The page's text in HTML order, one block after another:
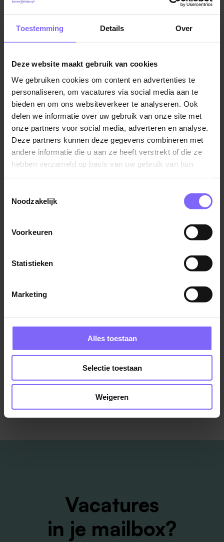
Toestemming Details Over
Deze website maakt gebruik van cookies
We gebruiken cookies om content en advertenties te
personaliseren, om vacatures via social media aan te
bieden en om ons websiteverkeer te analyseren. Ook
delen we informatie over uw gebruik van onze site met
onze partners voor social media, adverteren en analyse.
Deze partners kunnen deze gegevens combineren met
andere informatie die u aan ze heeft verstrekt of die ze
hebben verzameld op basis van uw gebruik van hun
Noodzakelijk
Voorkeuren
Statistieken
Marketing
Alles toestaan
Selectie toestaan
Weigeren
Profiel
Minimumleeftijd van 16 jaar;
gelegenheid naar het park komen;
Je bent flexibel, gastvriendelijk, zelfstandig en kunt
een hoog werktempo aan.
Vacatures in America Vacatures in Noord Limburg|
Facilitaire vacatures in Limburg
Vergelijkbare vacatures
Hulpkracht Schoonmaakmedewerker
Center Parcs
America
Geonius
Bekijk meer vacatures
Vacatures
in je mailbox?